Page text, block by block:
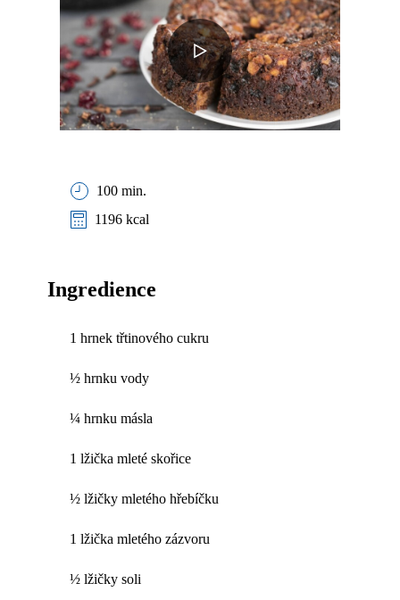
100 min.
1196 kcal
Ingredience
1 hrnek třtinového cukru
½ hrnku vody
¼ hrnku másla
1 lžička mleté skořice
½ lžičky mletého hřebíčku
1 lžička mletého zázvoru
½ lžičky soli